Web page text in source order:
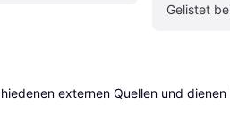
Gelistet
externen Quellen und